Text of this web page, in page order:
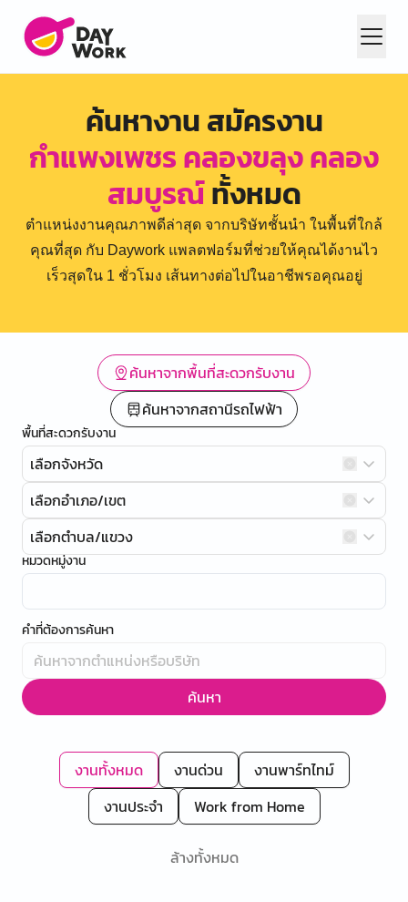
ค้นหางาน สมัครงาน
กำแพงเพชร คลองขลุง คลอง
สมบูรณ์ทั้งหมด
ตำแหน่งงานคุณภาพดีล่าสุด จากบริษัทชั้นนำ ในพื้นที่ใกล้
คุณที่สุด กับ Daywork แพลตฟอร์มที่ช่วยให้คุณได้งานไว
เร็วสุดใน 1 ชั่วโมง เส้นทางต่อไปในอาชีพรอคุณอยู่
ค้นหาจากพื้นที่สะดวกรับงาน
ค้นหาจากสถานีรถไฟฟ้า
พื้นที่สะดวกรับงาน
เลือกจังหวัด
เลือกอำเภอ/เขต
เลือกตำบล/แขวง
หมวดหมู่งาน
คำที่ต้องการค้นหา
ค้นหา
งานทั้งหมด งานด่วน
งานพาร์ทไทม์
งานประจำ
Work from Home
ล้างทั้งหมด